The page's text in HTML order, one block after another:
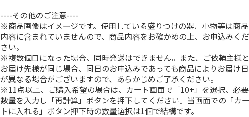
----その他のご注意----
※商品画像はイメージです。使用している盛りつけの器、小物等は商品
内容に含まれていませんので、商品内容をお確かめの上、お申込みくだ
さい。
※複数個口になった場合、同時発送はできません。また、ご依頼主様と
お届け先様が同じ場合、同日のお申込みであっても商品によりお届け日
が異なる場合がございますので、あらかじめご了承ください。
※11点以上、ご購入希望の場合は、カート画面で「10+」を選択、必要
数量を入力し「再計算」ボタンを押下してください。当画面での「カー
トに入れる」ボタン押下時の数量選択は1個で結構です。